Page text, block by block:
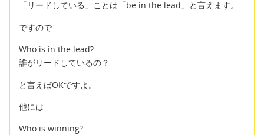
「リードしている」ことは「be in the lead」と言えます。
ですので
Who is in the lead?
誰がリードしているの？
と言えばOKですよ。
他には
Who is winning?